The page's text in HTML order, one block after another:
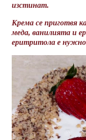
изстинат.
Крема се приготвя
меда, ванилията и
еритритола е нужно